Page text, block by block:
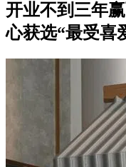
开业不到三年
心获选“最受喜